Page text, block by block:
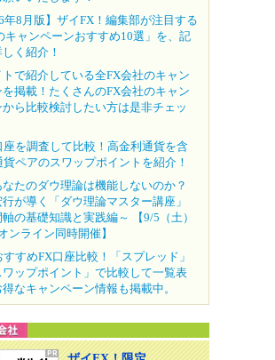
年8月版】ザイFX！編集部が注目する
キャンペーンおすすめ10選」を、記
く紹介！
トで紹介している全FX会社のキャン
掲載！たくさんのFX会社のキャン
ら比較検討したい方は是非チェッ
座を調査して比較！高金利通貨を含
貨ペアのスワップポイントを紹介！
たのダウ理論は機能しないのか？
が導く「ダウ理論マスター講座」
軸の基礎知識と実践編～ 【9/5（土）
ンライン同時開催】
すめFX口座比較！「スプレッド」
ワップポイント」で比較して一覧表
なキャンペーン情報も掲載中。